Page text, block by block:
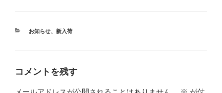
カ
お知らせ、 新入荷
コメントを残す